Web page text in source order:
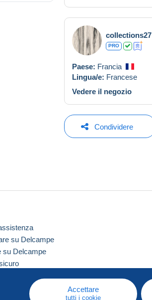
collections27
PRO
Paese: Francia
Lingua/e: Francese
Vedere il negozio
Condividere
Accettare
tutti i cookie
su Delcampe
su Delcampe